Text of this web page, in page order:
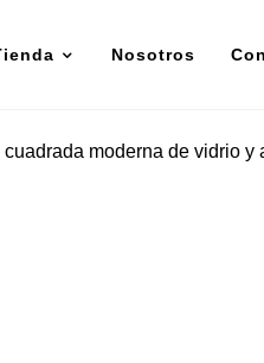
Nosotros
moderna de vidrio y